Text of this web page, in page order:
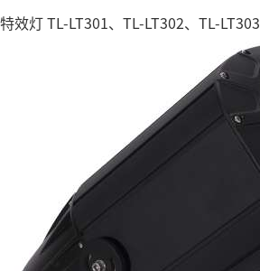
特效灯 TL-LT301、TL-LT302、TL-LT303